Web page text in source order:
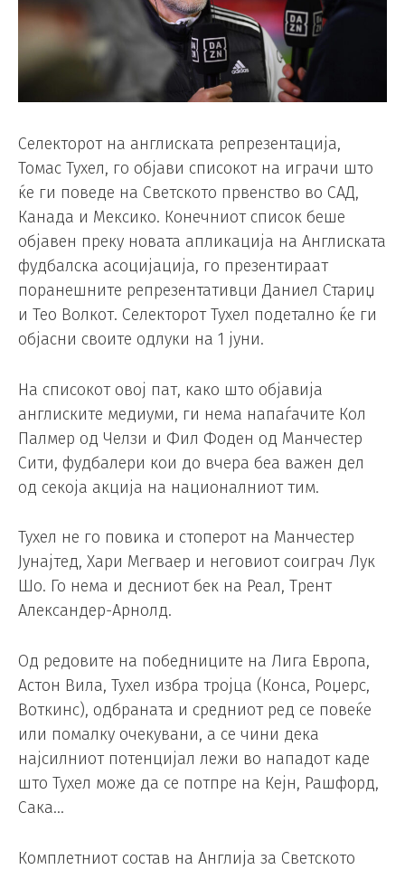
Селекторот на англиската репрезентација,
Томас Тухел, го објави списокот на играчи што
ќе ги поведе на Светското првенство во САД,
Канада и Мексико. Конечниот список беше
објавен преку новата апликација на Англиската
фудбалска асоцијација, го презентираат
поранешните репрезентативци Даниел Стариџ
и Тео Волкот. Селекторот Тухел подетално ќе ги
објасни своите одлуки на 1 јуни.
На списокот овој пат, како што објавија
англиските медиуми, ги нема напаѓачите Кол
Палмер од Челзи и Фил Фоден од Манчестер
Сити, фудбалери кои до вчера беа важен дел
од секоја акција на националниот тим.
Тухел не го повика и стоперот на Манчестер
Јунајтед, Хари Мегваер и неговиот соиграч Лук
Шо. Го нема и десниот бек на Реал, Трент
Александер-Арнолд.
Од редовите на победниците на Лига Европа,
Астон Вила, Тухел избра тројца (Конса, Роџерс,
Воткинс), одбраната и средниот ред се повеќе
или помалку очекувани, а се чини дека
најсилниот потенцијал лежи во нападот каде
што Тухел може да се потпре на Кејн, Рашфорд,
Сака…
Комплетниот состав на Англија за Светското